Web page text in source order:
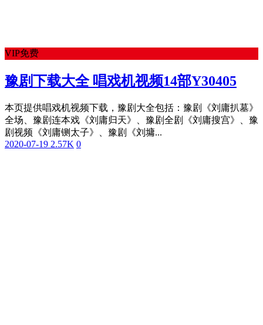
VIP免费
豫剧下载大全 唱戏机视频14部Y30405
本页提供唱戏机视频下载，豫剧大全包括：豫剧《刘庸扒墓》
全场、豫剧连本戏《刘庸归天》、豫剧全剧《刘庸搜宫》、豫
剧视频《刘庸铡太子》、豫剧《刘墉...
2020-07-19 2.57K 0